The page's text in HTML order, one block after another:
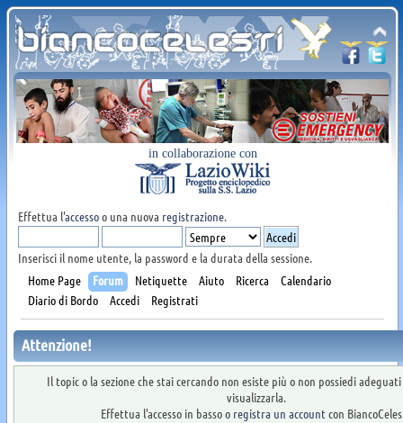
in collaborazione con
Effettua l'accessoo una nuova registrazione.
Inserisci il nome utente, la password e la durata della sessione.
Home Page
Forum Netiquette Aiuto Ricerca
Calendario
Diario di Bordo
Accedi Registrati
Attenzione!
Il topic o la sezione che stai cercando non esiste più o non possiedi
visualizzarla.
Effettua l'accesso in basso o registra un account con